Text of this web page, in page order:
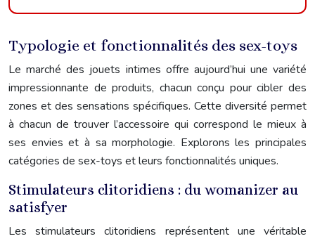
Typologie et fonctionnalités des sex-toys
Le marché des jouets intimes offre aujourd’hui une variété
impressionnante de produits, chacun conçu pour cibler des
zones et des sensations spécifiques. Cette diversité permet
à chacun de trouver l’accessoire qui correspond le mieux à
ses envies et à sa morphologie. Explorons les principales
catégories de sex-toys et leurs fonctionnalités uniques.
Stimulateurs clitoridiens : du womanizer au
satisfyer
Les stimulateurs clitoridiens représentent une véritable